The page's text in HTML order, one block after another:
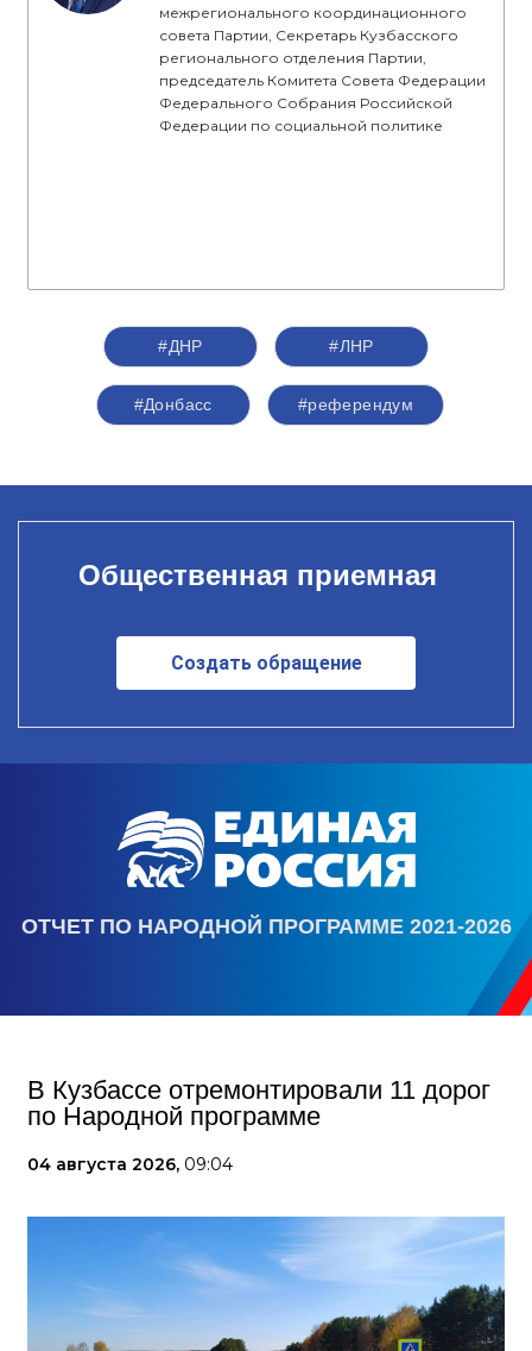
межрегионального координационного
совета Партии, Секретарь Кузбасского
регионального отделения Партии,
председатель Комитета Совета Федерации
Федерального Собрания Российской
Федерации по социальной политике
#ДНР #ЛНР
#Донбасс #референдум
Общественная приемная
Создать обращение
ОТЧЕТ ПО НАРОДНОЙ ПРОГРАММЕ 2021-2026
В Кузбассе отремонтировали 11 дорог
по Народной программе
04 августа 2026, 09:04